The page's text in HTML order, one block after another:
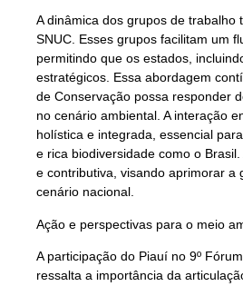
A dinâmica dos grupos de
SNUC. Esses grupos facilitam um
permitindo que os estados,
estratégicos. Essa abordagem
de Conservação possa responder
no cenário ambiental. A interação
holística e integrada, essencial
e rica biodiversidade como o
e contributiva, visando aprimorar a
cenário nacional.
Ação e perspectivas para o meio
A participação do Piauí no 9º
ressalta a importância da